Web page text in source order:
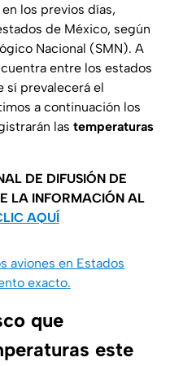
los previos días,
de México, según
Nacional (SMN). A
entre los estados
sí prevalecerá el
a continuación los
las temperaturas
DE DIFUSIÓN DE
LA INFORMACIÓN AL
AQUÍ
aviones en Estados
exacto.
que
este